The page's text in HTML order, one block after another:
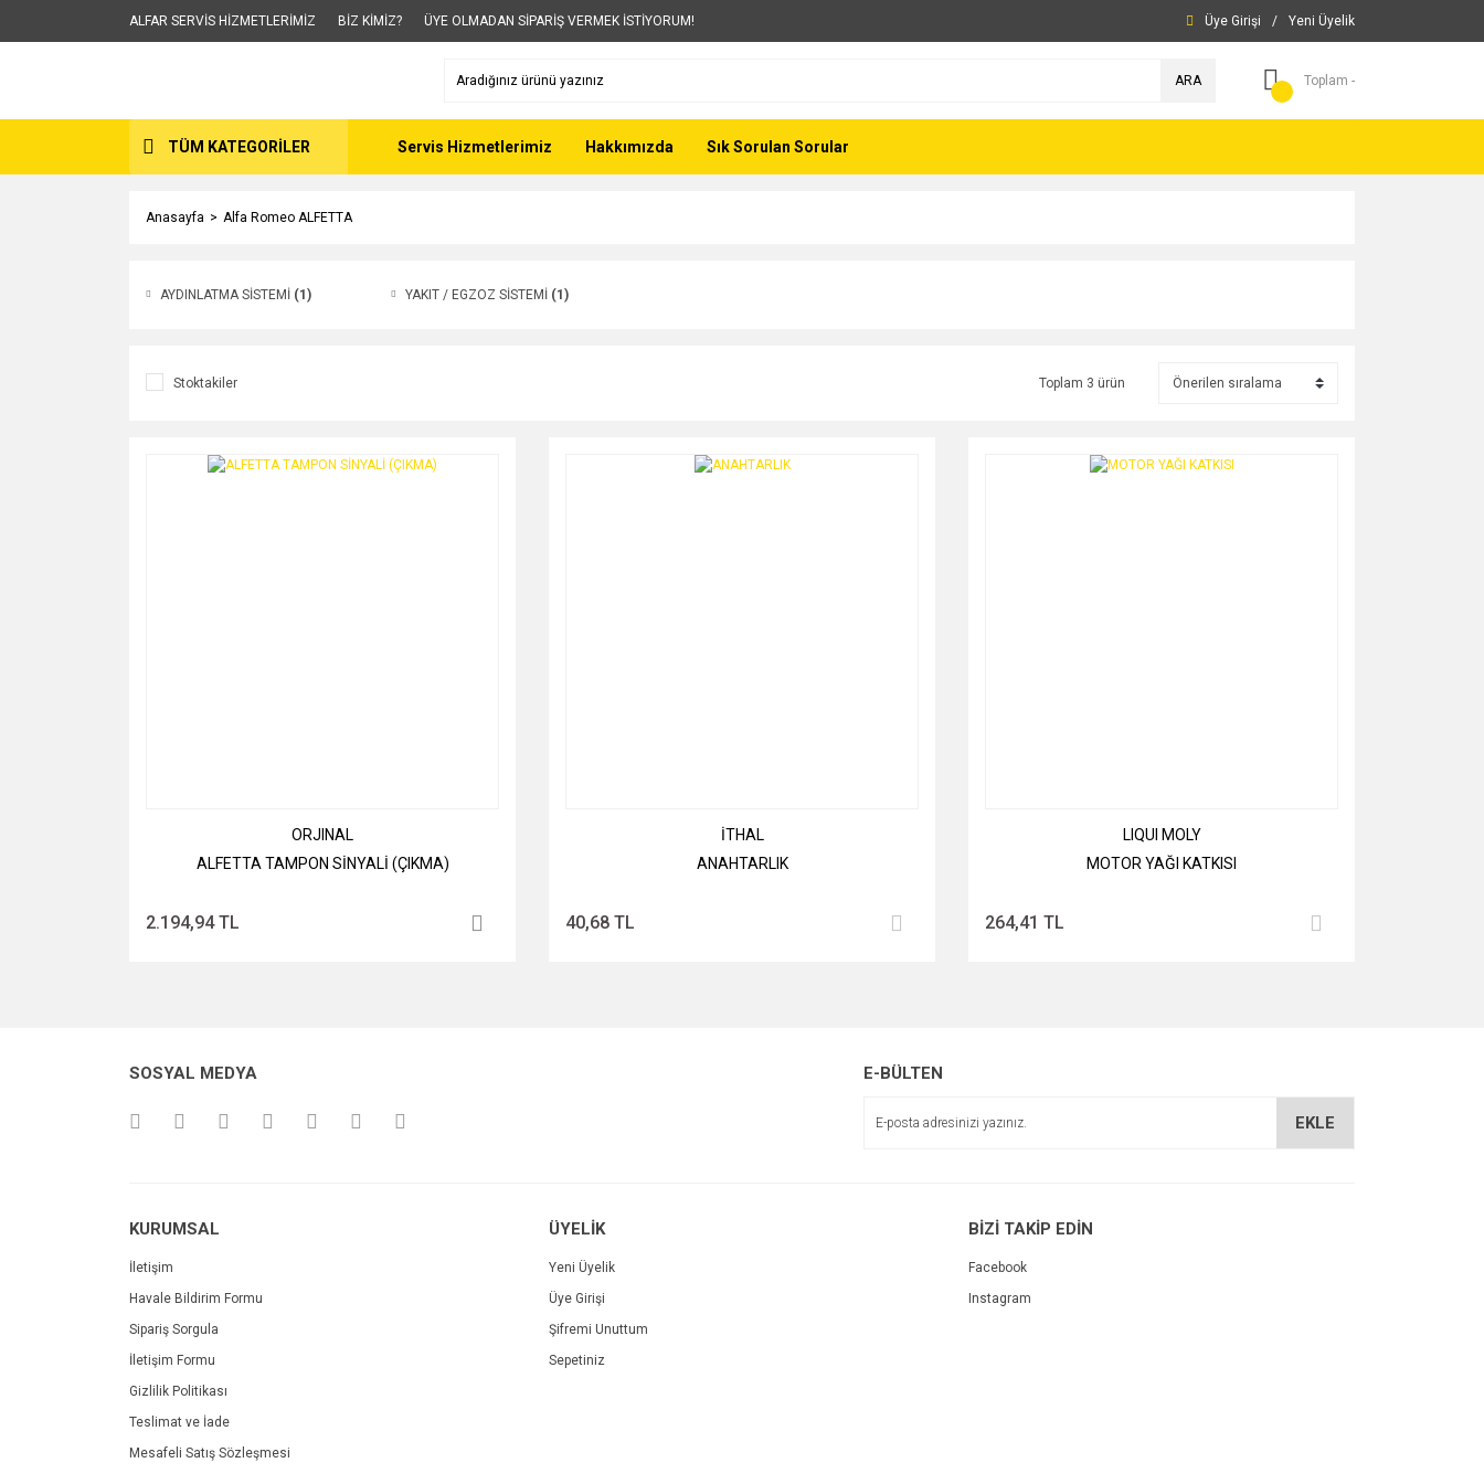
ALFAR SERVİS HİZMETLERİMİZ BİZ KİMİZ? ÜYE OLMADAN SİPARİŞ VERMEK İSTİYORUM! Üye Girişi / Yeni Üyelik
ARA Toplam -
TÜM KATEGORİLER Servis Hizmetlerimiz Hakkımızda Sık Sorulan Sorular
Anasayfa Alfa Romeo ALFETTA
AYDINLATMA SİSTEMİ (1) YAKIT / EGZOZ SİSTEMİ (1)
Stoktakiler Toplam 3 ürün
ORJINAL
ALFETTA TAMPON SİNYALİ (ÇIKMA)
2.194,94 TL
İTHAL
ANAHTARLIK
40,68 TL
LIQUI MOLY
MOTOR YAĞI KATKISI
264,41 TL
SOSYAL MEDYA E-BÜLTEN
EKLE
KURUMSAL
İletişim
Havale Bildirim Formu
Sipariş Sorgula
İletişim Formu
Gizlilik Politikası
Teslimat ve İade
Mesafeli Satış Sözleşmesi
ÜYELİK
Yeni Üyelik
Üye Girişi
Şifremi Unuttum
Sepetiniz
BİZİ TAKİP EDİN
Facebook
Instagram